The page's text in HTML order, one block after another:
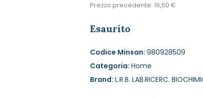
Prezzo precedente: 19,50 €
Esaurito
Codice Minsan: 980928509
Categoria: Home
Brand: L.R.B. LAB.RICERC.